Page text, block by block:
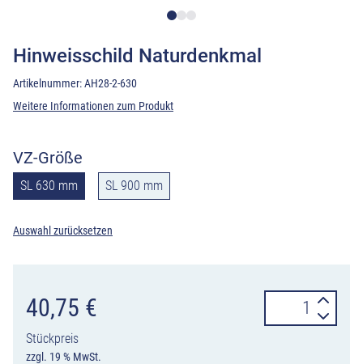
Hinweisschild Naturdenkmal
Artikelnummer:AH28-2-630
Weitere Informationen zum Produkt
VZ-Größe
SL 630 mm SL 900 mm
Auswahl zurücksetzen
40,75 €
Stückpreis
zzgl. 19 % MwSt.
Hinweisschild
Naturdenkmal